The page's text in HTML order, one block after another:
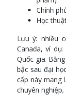
Chính
Học
Lưu ý: nhiều
Canada, ví
Quốc gia.
bậc sau đại
cấp này mang
chuyên